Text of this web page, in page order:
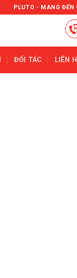
PLUTO - MANG ĐẾN
ĐỐI TÁC LIÊN